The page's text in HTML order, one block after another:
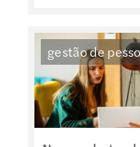
gestão de